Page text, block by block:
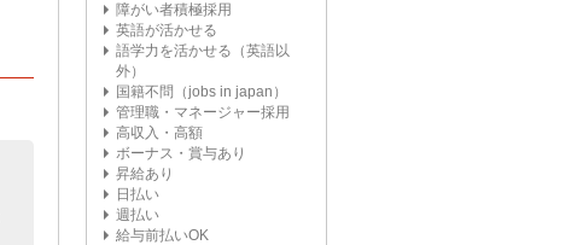
障がい者積極採用
英語が活かせる
語学力を活かせる（英語以
外）
国籍不問（jobs in japan）
管理職・マネージャー採用
高収入・高額
ボーナス・賞与あり
昇給あり
日払い
週払い
給与前払いOK